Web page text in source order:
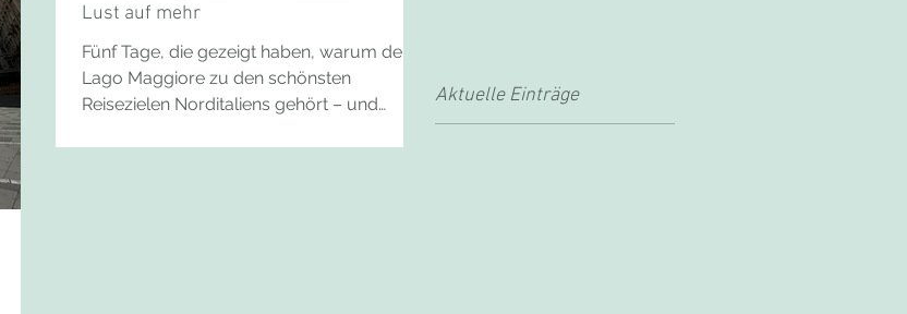
Lust auf mehr
Fünf Tage, die gezeigt haben, warum der
Lago Maggiore zu den schönsten
Reisezielen Norditaliens gehört – und
Aktuelle Einträge